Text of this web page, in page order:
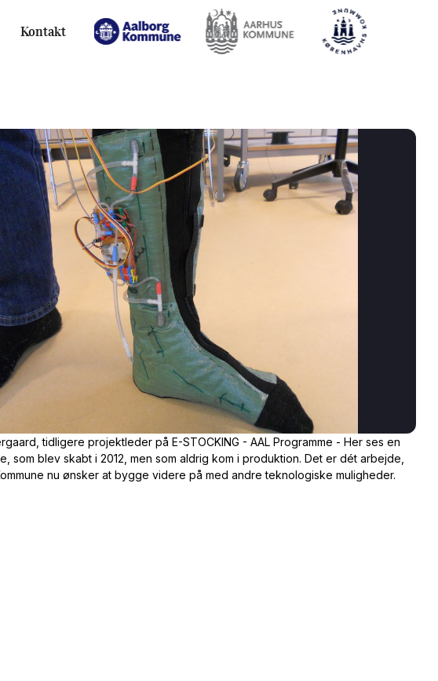
Kontakt
tidligere projektleder på E-STOCKING - AAL Programme - Her ses en
som blev skabt i 2012, men som aldrig kom i produktion. Det er dét arbejde,
nu ønsker at bygge videre på med andre teknologiske muligheder.